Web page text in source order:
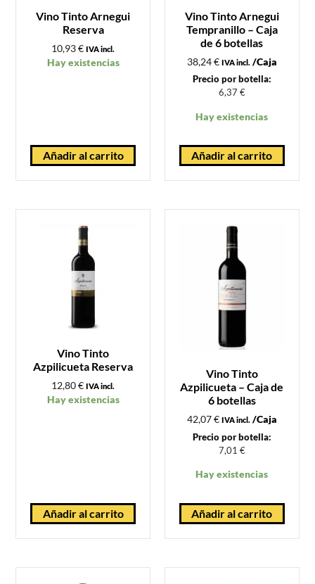
Vino Tinto Arnegui
Reserva
10,93€ IVA incl.
Hay existencias
Añadir al carrito
Vino Tinto Arnegui
Tempranillo – Caja
de 6 botellas
38,24€ IVA incl./Caja
Precio por botella:
6,37 €
Hay existencias
Añadir al carrito
Vino Tinto
Azpilicueta Reserva
12,80€ IVA incl.
Hay existencias
Añadir al carrito
Vino Tinto
Azpilicueta – Caja de
6 botellas
42,07€ IVA incl./Caja
Precio por botella:
7,01 €
Hay existencias
Añadir al carrito